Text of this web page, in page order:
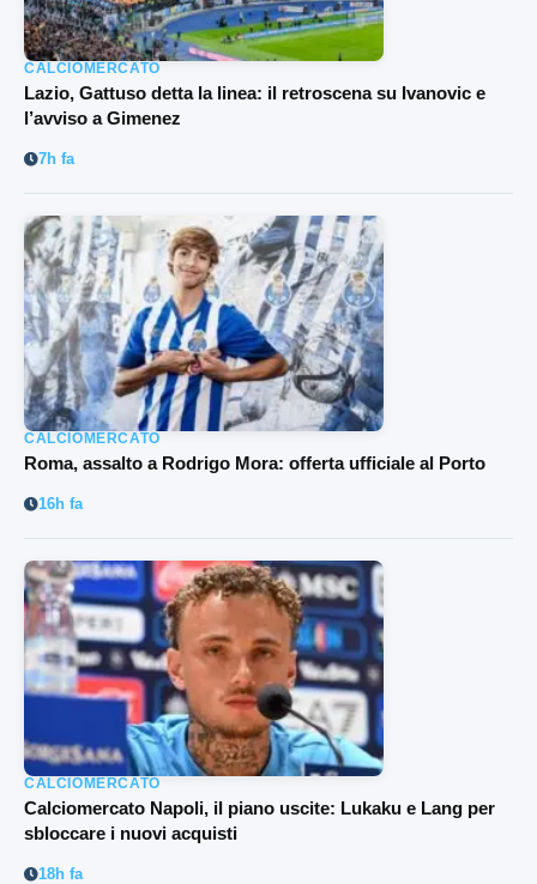
CALCIOMERCATO
Lazio, Gattuso detta la linea: il retroscena su Ivanovic e
l’avviso a Gimenez
7h fa
CALCIOMERCATO
Roma, assalto a Rodrigo Mora: offerta ufficiale al Porto
16h fa
CALCIOMERCATO
Calciomercato Napoli, il piano uscite: Lukaku e Lang per
sbloccare i nuovi acquisti
18h fa